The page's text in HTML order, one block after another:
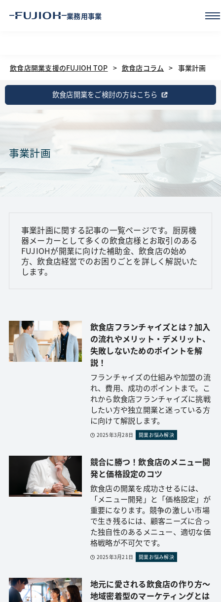
業務用事業
飲食店開業支援のFUJIOH TOP 飲食店コラム 事業計画
飲食店開業をご検討の方はこちら
事業計画
事業計画に関する記事の一覧ページです。厨房機
器メーカーとして多くの飲食店様とお取引のある
FUJIOHが開業に向けた補助金、飲食店の始め
方、飲食店経営でのお困りごとを詳しく解説いた
します。
飲食店フランチャイズとは？加入
の流れやメリット・デメリット、
失敗しないためのポイントを解
説！
フランチャイズの仕組みや加盟の流
れ、費用、成功のポイントまで。こ
れから飲食店フランチャイズに挑戦
したい方や独立開業と迷っている方
に向けて解説します。
2025年3月28日 開業お悩み解決
競合に勝つ！飲食店のメニュー開
発と価格設定のコツ
飲食店の開業を成功させるには、
「メニュー開発」と「価格設定」が
重要になります。競争の激しい市場
で生き残るには、顧客ニーズに合っ
た独自性のあるメニュー、適切な価
格戦略が不可欠です。
2025年3月21日 開業お悩み解決
地元に愛される飲食店の作り方〜
地域密着型のマーケティングとは